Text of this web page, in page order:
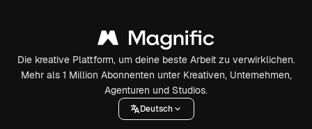
Die kreative Plattform, um deine beste Arbeit zu verwirklichen.
Mehr als 1 Million Abonnenten unter Kreativen, Unternehmen,
Agenturen und Studios.
Deutsch